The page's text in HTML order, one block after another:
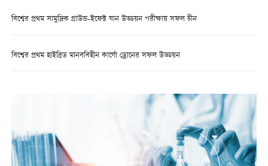
বিশ্বের প্রথম সামুদ্রিক গ্রাউন্ড-ইফেক্ট যান উড্ডয়ন পরীক্ষায় সফল চীন
বিশ্বের প্রথম হাইব্রিড মানববিহীন কার্গো ড্রোনের সফল উড্ডয়ন